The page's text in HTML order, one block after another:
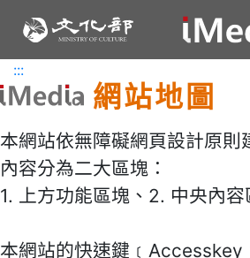
:::
:::
網站地圖
本網站依無障礙網頁設計原則
內容分為二大區塊：
1. 上方功能區塊、2. 中央內容
本網站的快速鍵